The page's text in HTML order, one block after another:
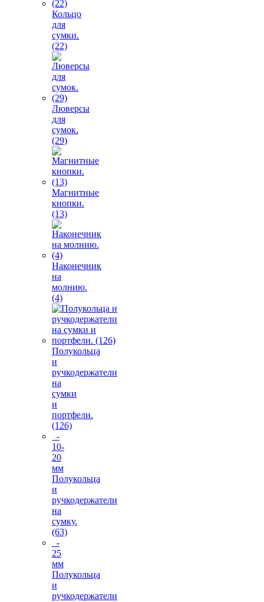
Кольцо
для
сумки.
(22)
Люверсы
для
сумок.
(29)
Магнитные
кнопки.
(13)
Наконечник
на
молнию.
(4)
Полукольца
и
ручкодержатели
на
сумки
и
портфели.
(126)
-
10-
20
мм
Полукольца
и
ручкодержатели
на
сумку.
(63)
-
25
мм
Полукольца
и
ручкодержатели